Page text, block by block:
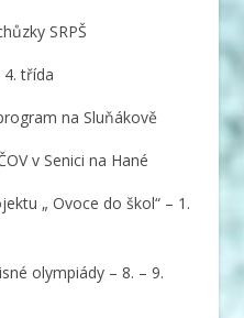
SRPŠ
4. třída
na Sluňákově
v Senici na Hané
„ Ovoce do škol“ – 1.
olympiády – 8. – 9.